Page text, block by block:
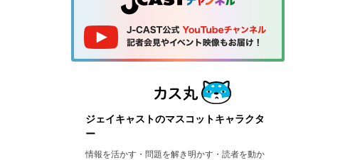
ジェイキャストのマスコットキャラクタ
ー
情報を活かす・問題を解き明かす・読者を動か